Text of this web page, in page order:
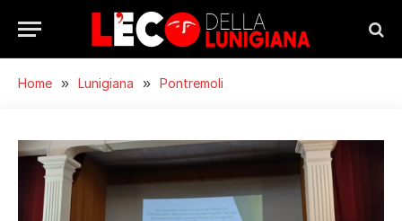
Home » Lunigiana » Pontremoli